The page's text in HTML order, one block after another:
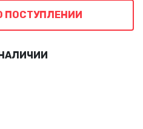
ПОСТУПЛЕНИИ